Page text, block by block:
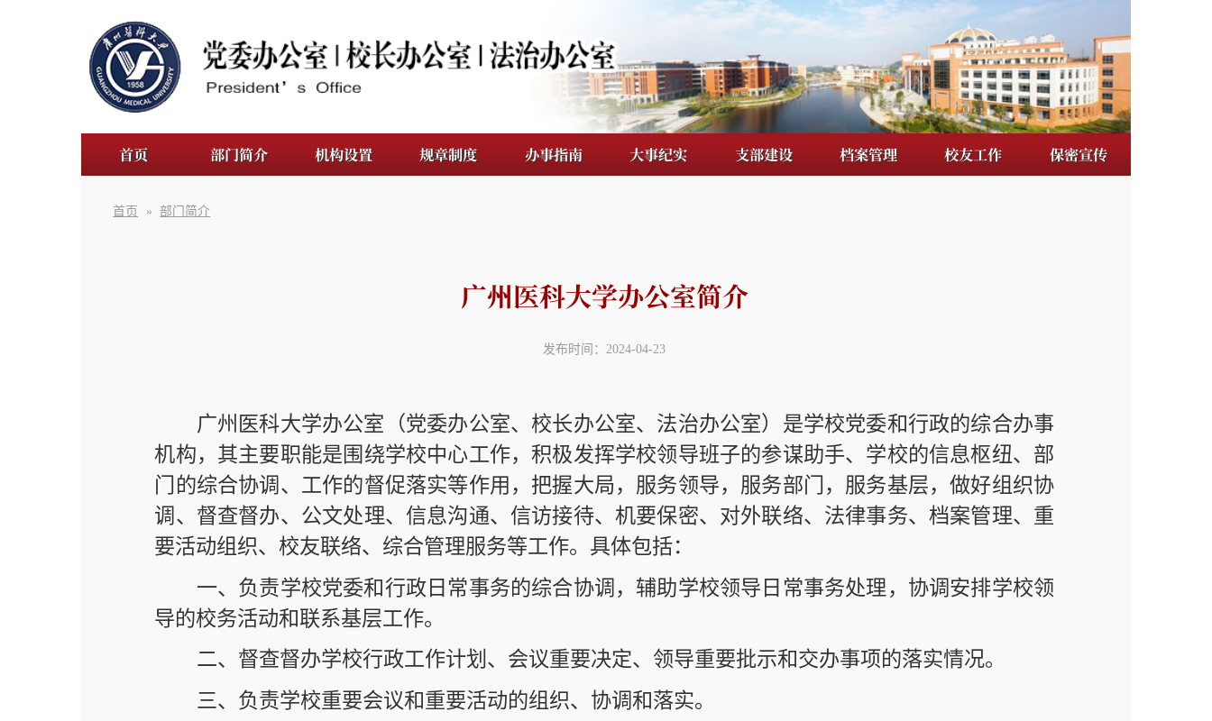
首页 部门简介 机构设置 规章制度 办事指南 大事纪实 支部建设 档案管理 校友工作 保密宣传
发布时间：2024-04-23
门的综合协调、工作的督促落实等作用，把握大局，服务领导，服务部门，服务基层，做好组织协
调、督查督办、公文处理、信息沟通、信访接待、机要保密、对外联络、法律事务、档案管理、重
要活动组织、校友联络、综合管理服务等工作。具体包括：
一、负责学校党委和行政日常事务的综合协调，辅助学校领导日常事务处理，协调安排学校领
导的校务活动和联系基层工作。
三、负责学校重要会议和重要活动的组织、协调和落实。
五、负责学校党委和行政公文的处理工作，起草学校的重要文件和学校领导的重要讲话。
六、负责机要文件的运转与管理，做好学校保密委员会的日常工作。